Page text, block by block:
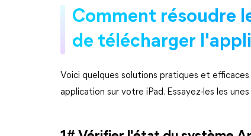
Comment résoudre
de télécharger
Voici quelques solutions pratiques et
application sur votre iPad. Essayez-les les